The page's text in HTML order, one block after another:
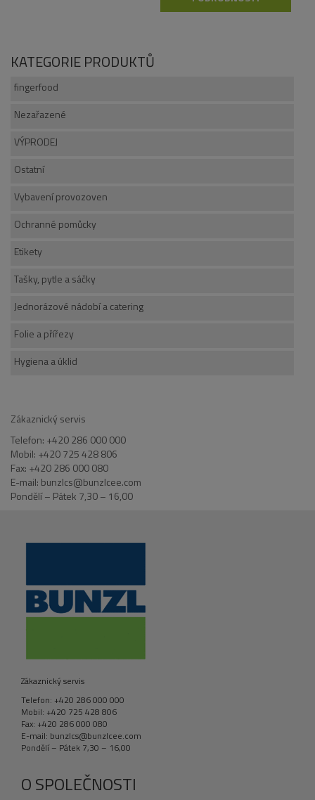
KATEGORIE PRODUKTŮ
fingerfood
Nezařazené
VÝPRODEJ
Ostatní
Vybavení provozoven
Ochranné pomůcky
Etikety
Tašky, pytle a sáčky
Jednorázové nádobí a catering
Folie a přířezy
Hygiena a úklid
Zákaznický servis
Telefon: +420 286 000 000
Mobil: +420 725 428 806
Fax: +420 286 000 080
E-mail: bunzlcs@bunzlcee.com
Pondělí – Pátek 7,30 – 16,00
Zákaznický servis
Telefon: +420 286 000 000
Mobil: +420 725 428 806
Fax: +420 286 000 080
E-mail: bunzlcs@bunzlcee.com
Pondělí – Pátek 7,30 – 16,00
O SPOLEČNOSTI